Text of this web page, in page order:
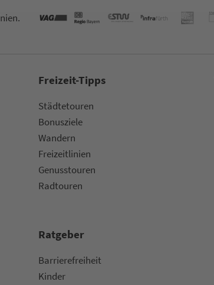
Frei­zeit-Tipps
Städtetouren
Bonusziele
Wandern
Frei­zeit­li­ni­en
Genusstouren
Radtouren
Rat­ge­ber
Bar­ri­e­re­frei­heit
Kinder